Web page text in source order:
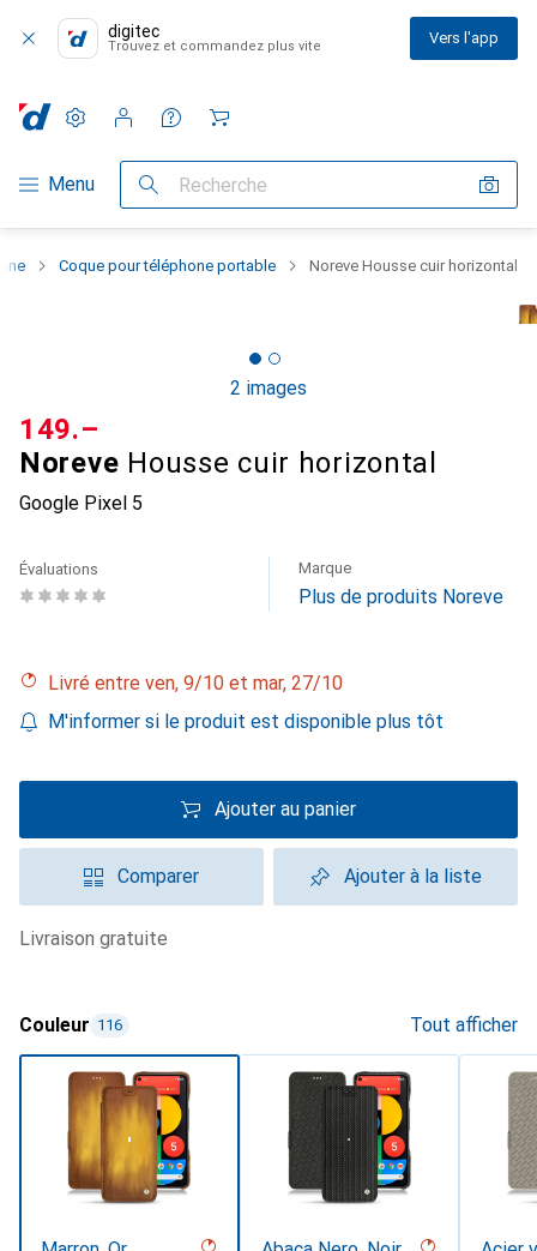
digitec
Trouvez et commandez plus vite Vers l'app
Navigation par catégorie
Menu Recherche
Paramètres
Compte client
Listes de comparaison
Listes d'envies
Panier
Coque pour téléphone portable Noreve Housse cuir horizontal
2 images
Noreve Housse cuir horizontal
Google Pixel 5
CHF
149.–
Évaluations Marque
Plus de produits Noreve
Livré entre ven, 9/10 et mar, 27/10
M'informer si le produit est disponible plus tôt
Ajouter au panier
Comparer Ajouter à la liste
livraison gratuite
Couleur 116 Tout afficher